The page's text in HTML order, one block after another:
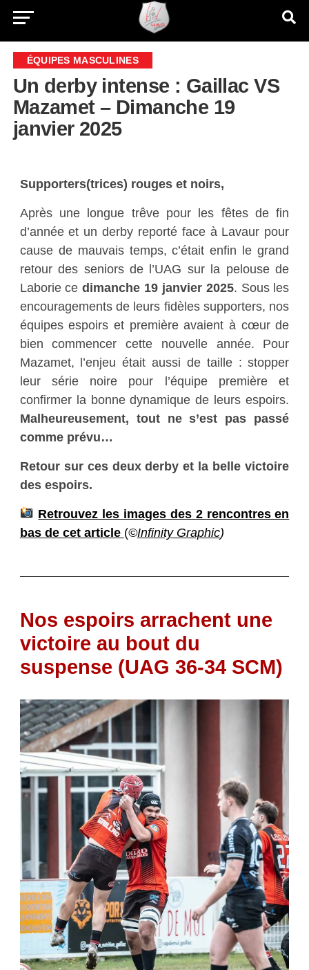
ÉQUIPES MASCULINES
Un derby intense : Gaillac VS
Mazamet – Dimanche 19
janvier 2025
Supporters(trices) rouges et noirs,
Après une longue trêve pour les fêtes de fin
d’année et un derby reporté face à Lavaur pour
cause de mauvais temps, c’était enfin le grand
retour des seniors de l’UAG sur la pelouse de
Laborie cedimanche 19 janvier 2025. Sous les
encouragements de leurs fidèles supporters, nos
équipes espoirs et première avaient à cœur de
bien commencer cette nouvelle année. Pour
Mazamet, l’enjeu était aussi de taille : stopper
leur série noire pour l’équipe première et
confirmer la bonne dynamique de leurs espoirs.
Malheureusement, tout ne s’est pas passé
comme prévu…
Retour sur ces deux derby et la belle victoire
des espoirs.
Retrouvez les images des 2 rencontres en
bas de cet article (©Infinity Graphic)
Nos espoirs arrachent une
victoire au bout du
suspense (UAG 36-34 SCM)